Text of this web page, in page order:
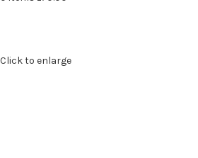
Click to enlarge